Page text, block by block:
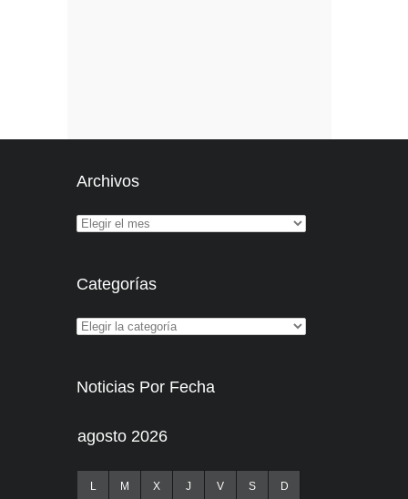
Archivos
Categorías
Noticias Por Fecha
agosto 2026
L M X J V S D